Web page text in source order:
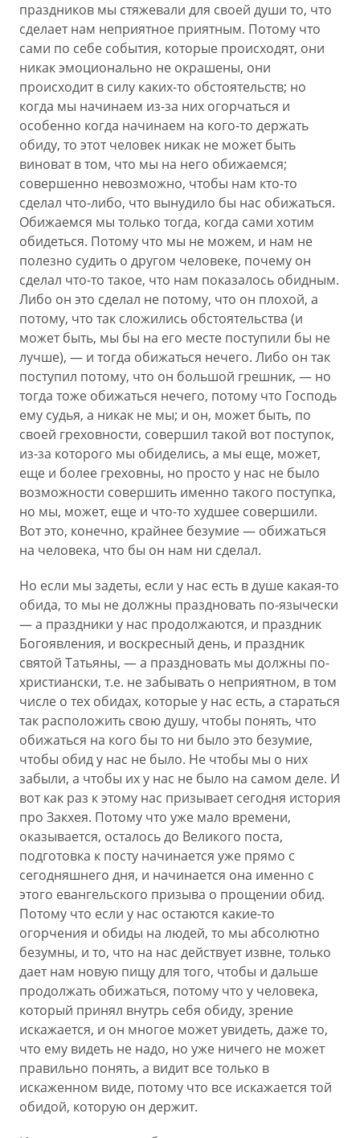
праздников мы стяжевали для своей души то, что
сделает нам неприятное приятным. Потому что
сами по себе события, которые происходят, они
никак эмоционально не окрашены, они
происходит в силу каких-то обстоятельств; но
когда мы начинаем из-за них огорчаться и
особенно когда начинаем на кого-то держать
обиду, то этот человек никак не может быть
виноват в том, что мы на него обижаемся;
совершенно невозможно, чтобы нам кто-то
сделал что-либо, что вынудило бы нас обижаться.
Обижаемся мы только тогда, когда сами хотим
обидеться. Потому что мы не можем, и нам не
полезно судить о другом человеке, почему он
сделал что-то такое, что нам показалось обидным.
Либо он это сделал не потому, что он плохой, а
потому, что так сложились обстоятельства (и
может быть, мы бы на его месте поступили бы не
лучше), — и тогда обижаться нечего. Либо он так
поступил потому, что он большой грешник, — но
тогда тоже обижаться нечего, потому что Господь
ему судья, а никак не мы; и он, может быть, по
своей греховности, совершил такой вот поступок,
из-за которого мы обиделись, а мы еще, может,
еще и более греховны, но просто у нас не было
возможности совершить именно такого поступка,
но мы, может, еще и что-то худшее совершили.
Вот это, конечно, крайнее безумие — обижаться
на человека, что бы он нам ни сделал.
Но если мы задеты, если у нас есть в душе какая-то
обида, то мы не должны праздновать по-язычески
— а праздники у нас продолжаются, и праздник
Богоявления, и воскресный день, и праздник
святой Татьяны, — а праздновать мы должны по-
христиански, т.е. не забывать о неприятном, в том
числе о тех обидах, которые у нас есть, а стараться
так расположить свою душу, чтобы понять, что
обижаться на кого бы то ни было это безумие,
чтобы обид у нас не было. Не чтобы мы о них
забыли, а чтобы их у нас не было на самом деле. И
вот как раз к этому нас призывает сегодня история
про Закхея. Потому что уже мало времени,
оказывается, осталось до Великого поста,
подготовка к посту начинается уже прямо с
сегодняшнего дня, и начинается она именно с
этого евангельского призыва о прощении обид.
Потому что если у нас остаются какие-то
огорчения и обиды на людей, то мы абсолютно
безумны, и то, что на нас действует извне, только
дает нам новую пищу для того, чтобы и дальше
продолжать обижаться, потому что у человека,
который принял внутрь себя обиду, зрение
искажается, и он многое может увидеть, даже то,
что ему видеть не надо, но уже ничего не может
правильно понять, а видит все только в
искаженном виде, потому что все искажается той
обидой, которую он держит.